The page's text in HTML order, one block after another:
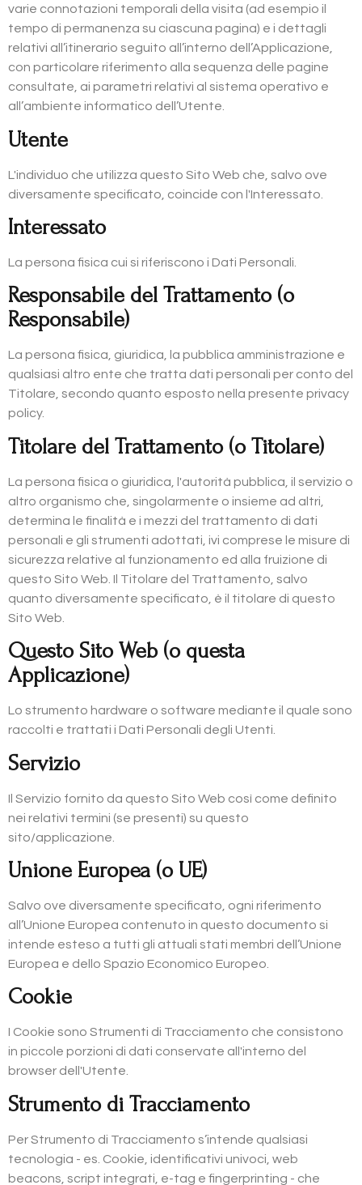
varie connotazioni temporali della visita (ad esempio il
tempo di permanenza su ciascuna pagina) e i dettagli
relativi all’itinerario seguito all’interno dell’Applicazione,
con particolare riferimento alla sequenza delle pagine
consultate, ai parametri relativi al sistema operativo e
all’ambiente informatico dell’Utente.
Utente
L'individuo che utilizza questo Sito Web che, salvo ove
diversamente specificato, coincide con l'Interessato.
Interessato
La persona fisica cui si riferiscono i Dati Personali.
Responsabile del Trattamento (o
Responsabile)
La persona fisica, giuridica, la pubblica amministrazione e
qualsiasi altro ente che tratta dati personali per conto del
Titolare, secondo quanto esposto nella presente privacy
policy.
Titolare del Trattamento (o Titolare)
La persona fisica o giuridica, l'autorità pubblica, il servizio o
altro organismo che, singolarmente o insieme ad altri,
determina le finalità e i mezzi del trattamento di dati
personali e gli strumenti adottati, ivi comprese le misure di
sicurezza relative al funzionamento ed alla fruizione di
questo Sito Web. Il Titolare del Trattamento, salvo
quanto diversamente specificato, è il titolare di questo
Sito Web.
Questo Sito Web (o questa
Applicazione)
Lo strumento hardware o software mediante il quale sono
raccolti e trattati i Dati Personali degli Utenti.
Servizio
Il Servizio fornito da questo Sito Web così come definito
nei relativi termini (se presenti) su questo
sito/applicazione.
Unione Europea (o UE)
Salvo ove diversamente specificato, ogni riferimento
all’Unione Europea contenuto in questo documento si
intende esteso a tutti gli attuali stati membri dell’Unione
Europea e dello Spazio Economico Europeo.
Cookie
I Cookie sono Strumenti di Tracciamento che consistono
in piccole porzioni di dati conservate all'interno del
browser dell'Utente.
Strumento di Tracciamento
Per Strumento di Tracciamento s’intende qualsiasi
tecnologia - es. Cookie, identificativi univoci, web
beacons, script integrati, e-tag e fingerprinting - che